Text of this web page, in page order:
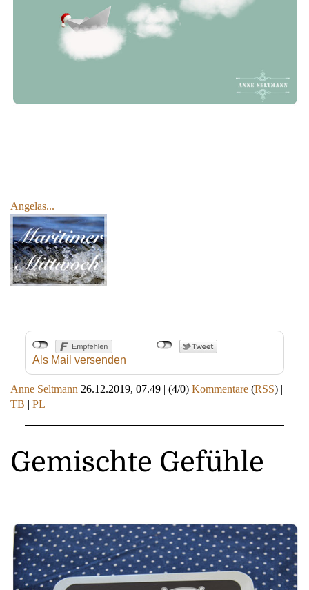
Angelas...
Als Mail versenden
Anne Seltmann 26.12.2019, 07.49 | (4/0) Kommentare (RSS) |
TB | PL
Gemischte Gefühle